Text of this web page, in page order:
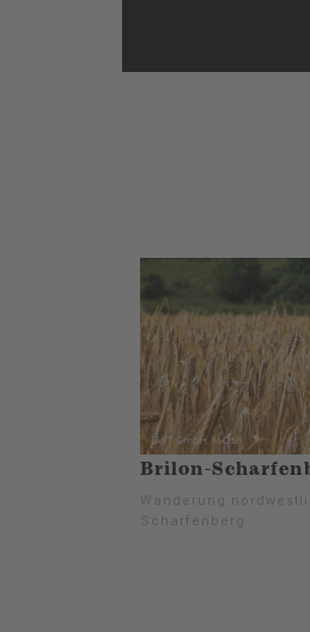
Brilon-
Wanderung
Scharfenberg